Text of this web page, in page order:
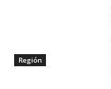
Región